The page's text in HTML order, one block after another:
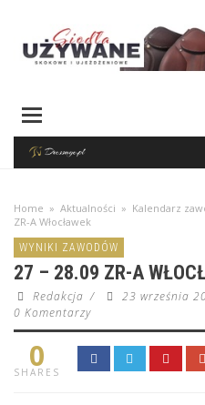
Home » Aktualności » Kalendarz
ZR-A Włocławek
WYNIKI ZAWODÓW
27 – 28.09 ZR-A
Redakcja /
23 września
0 Komentarzy
0
SHARES